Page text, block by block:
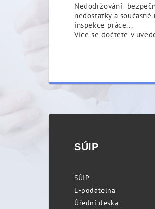
Nedodržování
nedostatky a
inspekce práce...
Více se dočtete v
SÚIP
SÚIP
E-podatelna
Úřední deska